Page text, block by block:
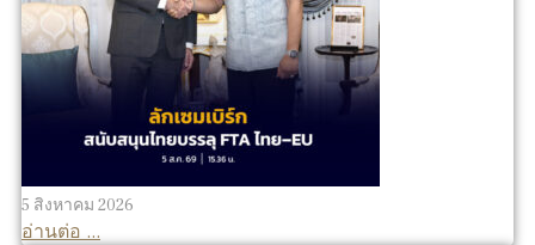
5 สิงหาคม 2026
อ่านต่อ ...